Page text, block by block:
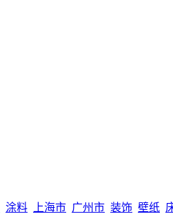
涂料 上海市 广州市 装饰 壁纸